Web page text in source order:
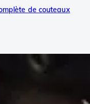
de couteaux